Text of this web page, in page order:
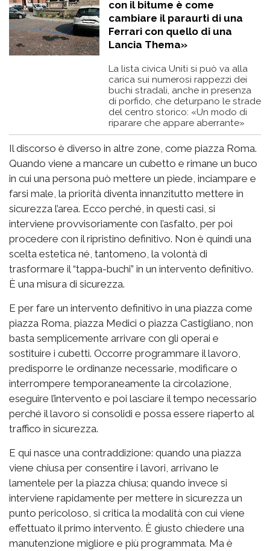
con il bitume è come
cambiare il paraurti di una
Ferrari con quello di una
Lancia Thema»
La lista civica Uniti si può va alla
carica sui numerosi rappezzi dei
buchi stradali, anche in presenza
di porfido, che deturpano le strade
del centro storico: «Un modo di
riparare che appare aberrante»
Il discorso è diverso in altre zone, come piazza Roma.
Quando viene a mancare un cubetto e rimane un buco
in cui una persona può mettere un piede, inciampare e
farsi male, la priorità diventa innanzitutto mettere in
sicurezza l’area. Ecco perché, in questi casi, si
interviene provvisoriamente con l’asfalto, per poi
procedere con il ripristino definitivo. Non è quindi una
scelta estetica né, tantomeno, la volontà di
trasformare il “tappa-buchi” in un intervento definitivo.
È una misura di sicurezza.
E per fare un intervento definitivo in una piazza come
piazza Roma, piazza Medici o piazza Castigliano, non
basta semplicemente arrivare con gli operai e
sostituire i cubetti. Occorre programmare il lavoro,
predisporre le ordinanze necessarie, modificare o
interrompere temporaneamente la circolazione,
eseguire l’intervento e poi lasciare il tempo necessario
perché il lavoro si consolidi e possa essere riaperto al
traffico in sicurezza.
E qui nasce una contraddizione: quando una piazza
viene chiusa per consentire i lavori, arrivano le
lamentele per la piazza chiusa; quando invece si
interviene rapidamente per mettere in sicurezza un
punto pericoloso, si critica la modalità con cui viene
effettuato il primo intervento. È giusto chiedere una
manutenzione migliore e più programmata. Ma è